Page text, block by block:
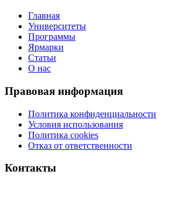
Главная
Университеты
Программы
Ярмарки
Статьи
О нас
Правовая информация
Политика конфиденциальности
Условия использования
Политика cookies
Отказ от ответственности
Контакты